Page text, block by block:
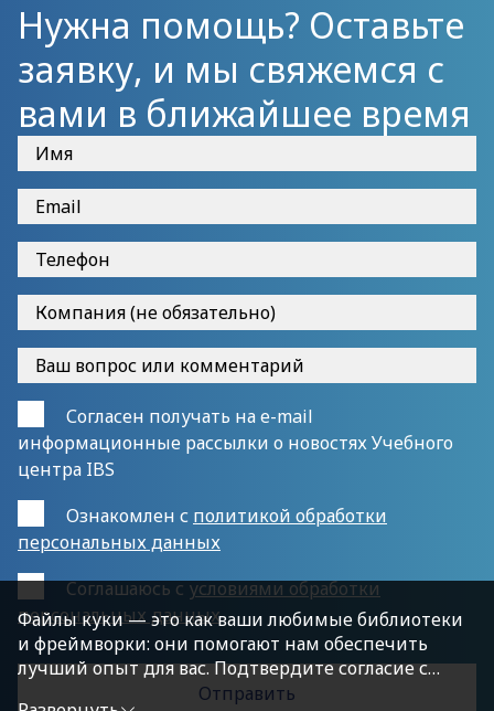
Нужна помощь? Оставьте
заявку, и мы свяжемся с
вами в ближайшее время
Согласен получать на e-mail
информационные рассылки о новостях Учебного
центра IBS
Ознакомлен с политикой обработки
персональных данных
Cоглашаюсь сусловиями обработки
персональных данных
Файлы куки — это как ваши любимые библиотеки
и фреймворки: они помогают нам обеспечить
лучший опыт для вас. Подтвердите согласие с
политикой конфиденциальности, нажав